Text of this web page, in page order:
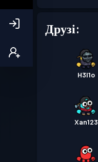
Друзі:
H3l1o
Xan123